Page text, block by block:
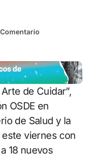
OSDE en
de Salud y la
viernes con
18 nuevos